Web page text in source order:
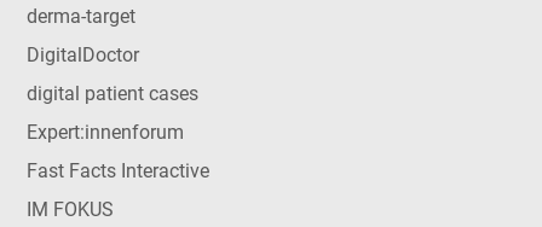
derma-target
DigitalDoctor
digital patient cases
Expert:innenforum
Fast Facts Interactive
IM FOKUS